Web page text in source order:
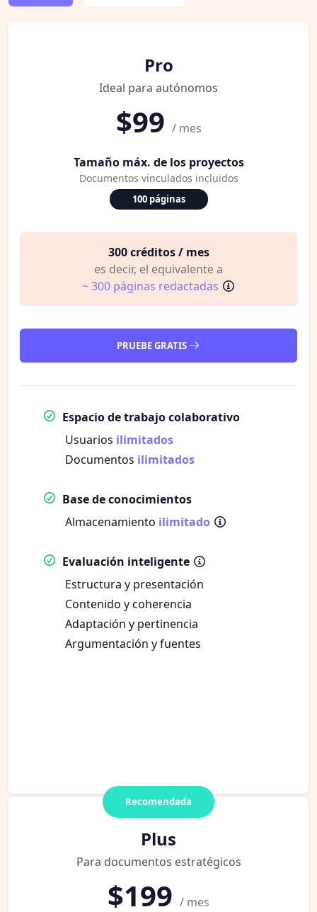
Pro
Ideal para autónomos
$99 / mes
Tamaño máx. de los proyectos
Documentos vinculados incluidos
100 páginas
300 créditos / mes
es decir, el equivalente a
~ 300 páginas redactadas
PRUEBE GRATIS
Espacio de trabajo colaborativo
Usuarios ilimitados
Documentos ilimitados
Base de conocimientos
Almacenamiento ilimitado
Evaluación inteligente
Estructura y presentación
Contenido y coherencia
Adaptación y pertinencia
Argumentación y fuentes
Recomendada
Plus
Para documentos estratégicos
$199 / mes